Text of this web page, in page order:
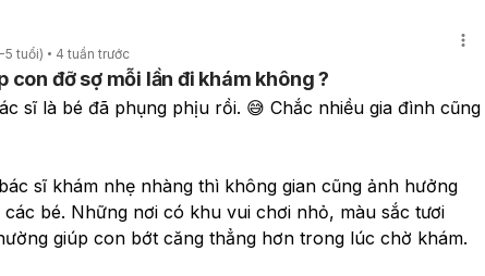
5 tuổi) 4 tuần trước
con đỡ sợ mỗi lần đi khám không ?
sĩ là bé đã phụng phịu rồi. 😅 Chắc nhiều gia đình cũng
sĩ khám nhẹ nhàng thì không gian cũng ảnh hưởng
bé. Những nơi có khu vui chơi nhỏ, màu sắc tươi
giúp con bớt căng thẳng hơn trong lúc chờ khám.